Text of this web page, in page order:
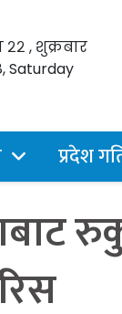
, शुक्रबार
Saturday
प्रदेश